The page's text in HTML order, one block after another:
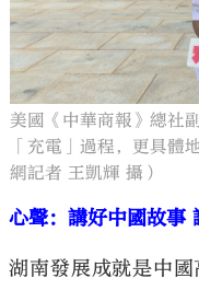
美國《中華商報》總社
「充電」過程，更具體
網記者 王凱輝 攝）
心聲：講好中國故事
湖南發展成就是中